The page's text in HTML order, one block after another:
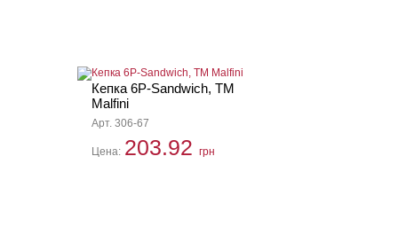
Кепка 6P-Sandwich, ТМ
Malfini
Арт. 306-67
Цена: 203.92 грн